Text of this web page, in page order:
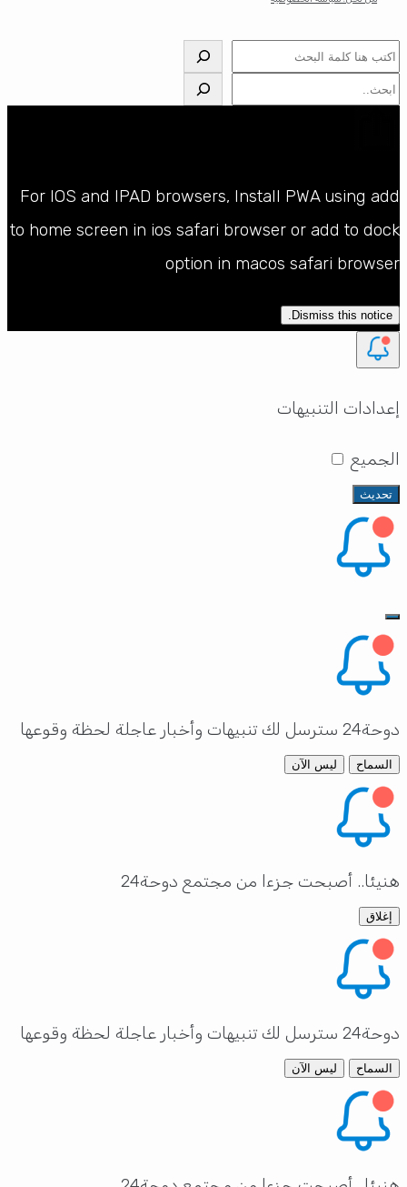
البحث
البحث
For IOS and IPAD browsers, Install PWA using add
to home screen in ios safari browser or add to dock
option in macos safari browser
Dismiss this notice.
إعدادات التنبيهات
الجميع
تحديث
دوحة24 سترسل لك تنبيهات وأخبار عاجلة لحظة وقوعها
السماح ليس الآن
هنيئا.. أصبحت جزءا من مجتمع دوحة24
إغلاق
دوحة24 سترسل لك تنبيهات وأخبار عاجلة لحظة وقوعها
السماح ليس الآن